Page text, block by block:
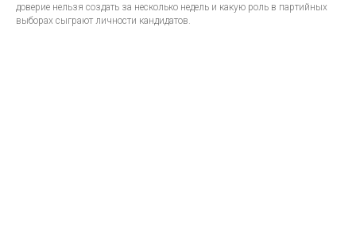
доверие нельзя создать за несколько недель и какую роль в партийных
выборах сыграют личности кандидатов.